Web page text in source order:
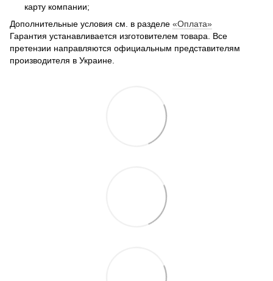
карту компании;
Дополнительные условия см. в разделе «Оплата»
Гарантия устанавливается изготовителем товара. Все
претензии направляются официальным представителям
производителя в Украине.